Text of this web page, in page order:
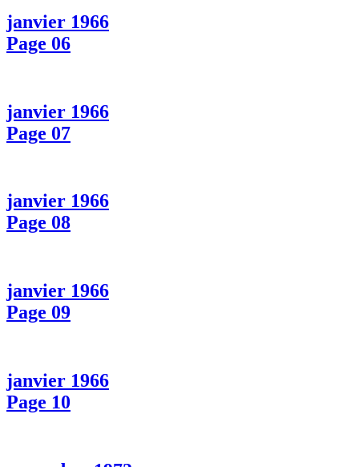
janvier 1966
Page 06
janvier 1966
Page 07
janvier 1966
Page 08
janvier 1966
Page 09
janvier 1966
Page 10